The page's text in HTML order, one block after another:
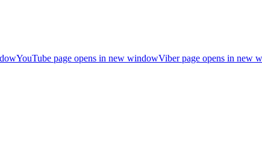
YouTube page opens in new windowViber page opens in new